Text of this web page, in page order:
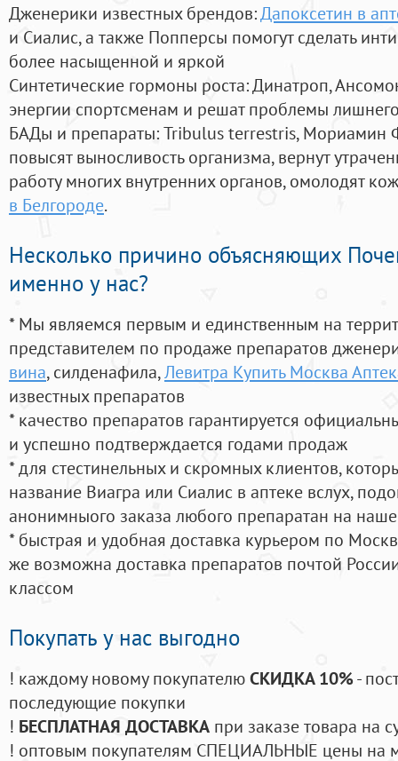
Дженерики известных брендов:Дапоксетин в
и Сиалис, а также Попперсы помогут сделать
более насыщенной и яркой
Синтетические гормоны роста: Динатроп,
энергии спортсменам и решат проблемы
БАДы и препараты:Tribulus terrestris, Мориамин
повысят выносливость организма, вернут
работу многих внутренних органов, омолодят
в Белгороде.
Несколько причино объясняющих
именно у нас?
* Мы являемся первым и единственным на
представителем по продаже препаратов
вина, силденафила,Левитра Купить Москва
известных препаратов
* качество препаратов гарантируется
и успешно подтверждается годами продаж
* для стестинельных и скромных клиентов,
название Виагра или Сиалис в аптеке вслух,
анонимныого заказа любого препаратан на
* быстрая и удобная доставка курьером по
же возможна доставка препаратов почтой
классом
Покупать у нас выгодно
! каждому новому покупателюСКИДКА 10%-
последующие покупки
! БЕСПЛАТНАЯ ДОСТАВКА при заказе товара на
! оптовым покупателям СПЕЦИАЛЬНЫЕ цены на